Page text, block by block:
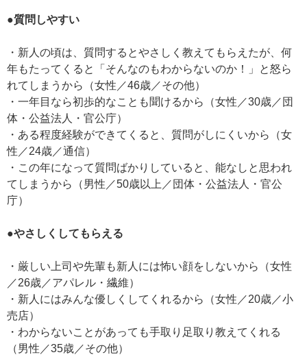
●質問しやすい
・新人の頃は、質問するとやさしく教えてもらえたが、何
年もたってくると「そんなのもわからないのか！」と怒ら
れてしまうから（女性／46歳／その他）
・一年目なら初歩的なことも聞けるから（女性／30歳／団
体・公益法人・官公庁）
・ある程度経験ができてくると、質問がしにくいから（女
性／24歳／通信）
・この年になって質問ばかりしていると、能なしと思われ
てしまうから（男性／50歳以上／団体・公益法人・官公
庁）
●やさしくしてもらえる
・厳しい上司や先輩も新人には怖い顔をしないから（女性
／26歳／アパレル・繊維）
・新人にはみんな優しくしてくれるから（女性／20歳／小
売店）
・わからないことがあっても手取り足取り教えてくれる
（男性／35歳／その他）